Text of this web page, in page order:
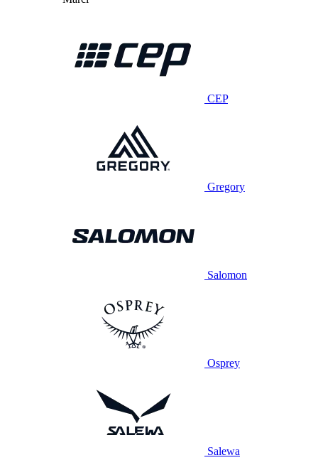
CEP
Gregory
Salomon
Osprey
Salewa